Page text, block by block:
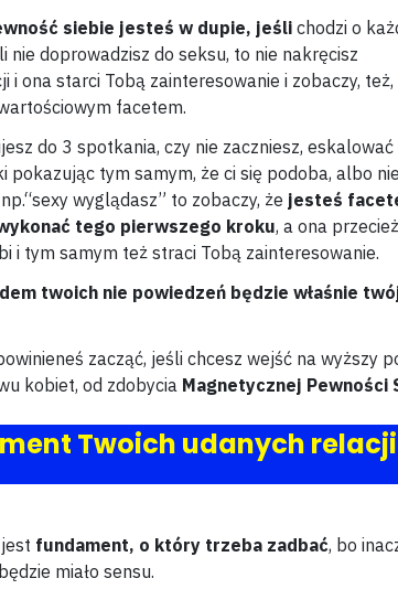
siebie jesteś w dupie, jeślichodzi o
nie doprowadzisz do seksu, to nie nakręcisz
i ona starci Tobą zainteresowanie i zobaczy, też,
facetem.
do 3 spotkania, czy nie zaczniesz,
pokazując tym samym, że ci się podoba, albo nie
wyglądasz” to zobaczy, że jesteś
tego pierwszego kroku, a ona
i tym samym też straci Tobą zainteresowanie.
twoich nie powiedzeń będzie właśnie
zacząć, jeśli chcesz wejść na wyższy
kobiet, od zdobycia Magnetycznej Pewności
Twoich udanych
fundament, o który trzeba zadbać, bo
miało sensu.